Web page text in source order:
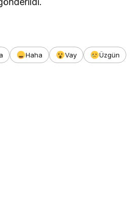
Haha Vay
Üzgün